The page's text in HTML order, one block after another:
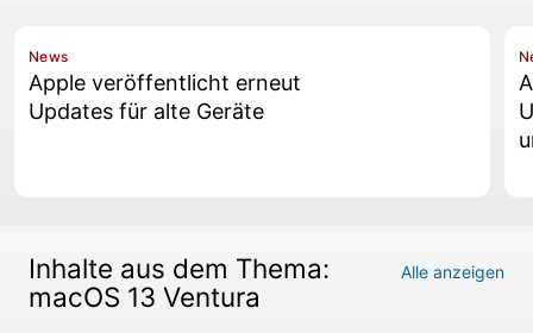
News
Apple veröffentlicht erneut
Updates für alte Geräte
Inhalte aus dem Thema:
macOS 13 Ventura
Alle anzeigen